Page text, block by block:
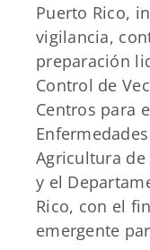
Puerto Rico,
vigilancia,
preparación
Control de
Centros para
Agricultura de
y el
Rico, con el
emergente